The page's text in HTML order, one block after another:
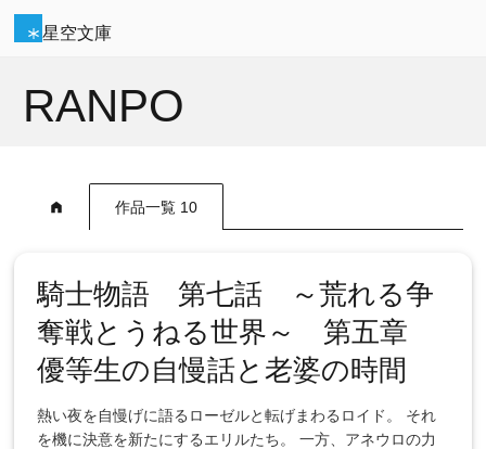
星空文庫
RANPO
作品一覧 10
騎士物語 第七話 ～荒れる争
奪戦とうねる世界～ 第五章
優等生の自慢話と老婆の時間
熱い夜を自慢げに語るローゼルと転げまわるロイド。 それ
を機に決意を新たにするエリルたち。 一方、アネウロの力